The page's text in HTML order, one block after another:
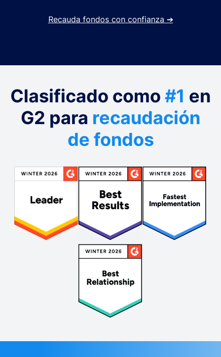
Recauda fondos con confianza ➔
Clasificado como #1 en
G2 para recaudación
de fondos